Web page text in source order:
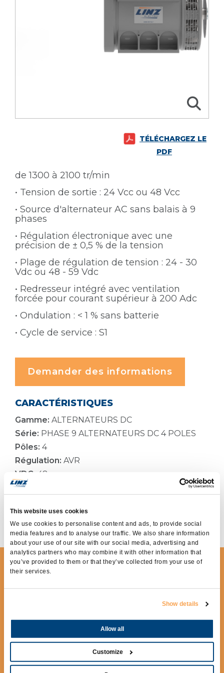
This website uses cookies
We use cookies to personalise content and ads, to provide social
media features and to analyse our traffic. We also share information
about your use of our site with our social media, advertising and
analytics partners who may combine it with other information that
you’ve provided to them or that they’ve collected from your use of
their services.
Show details
Allow all
Customize
TÉLÉCHARGEZ LE
PDF
de 1300 à 2100 tr/min
• Tension de sortie : 24 Vcc ou 48 Vcc
• Source d'alternateur AC sans balais à 9
phases
• Régulation électronique avec une
précision de ± 0,5 % de la tension
• Plage de régulation de tension : 24 - 30
Vdc ou 48 - 59 Vdc
• Redresseur intégré avec ventilation
forcée pour courant supérieur à 200 Adc
• Ondulation : < 1 % sans batterie
• Cycle de service : S1
Demander des informations
CARACTÉRISTIQUES
Gamme: ALTERNATEURS DC
Série: PHASE 9 ALTERNATEURS DC 4 POLES
Pôles: 4
Régulation: AVR
VDC:
48
Type de courant :
Application: TÉLÉCOMMUNICATION,
SOLUTIONS HYBRIDES ET DC
DEMANDER DES
INFORMATIONS
Pour avoir plus d’informations remplir le
formulaire suivant.